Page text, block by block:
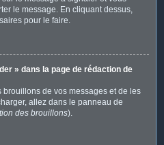
le message. En cliquant dessus,
pour le faire.
» dans la page de rédaction de
brouillons de vos messages et de les
allez dans le panneau de
des brouillons).